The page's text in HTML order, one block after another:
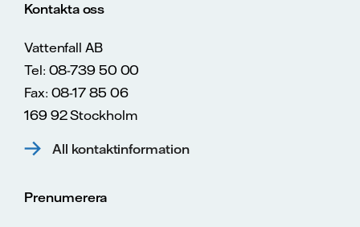
Kontakta oss
Vattenfall AB
Tel: 08-739 50 00
Fax: 08-17 85 06
169 92 Stockholm
All kontaktinformation
Prenumerera